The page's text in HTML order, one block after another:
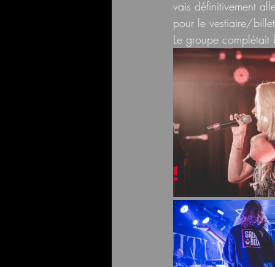
vais définitivement
pour le vestiaire/
Le groupe